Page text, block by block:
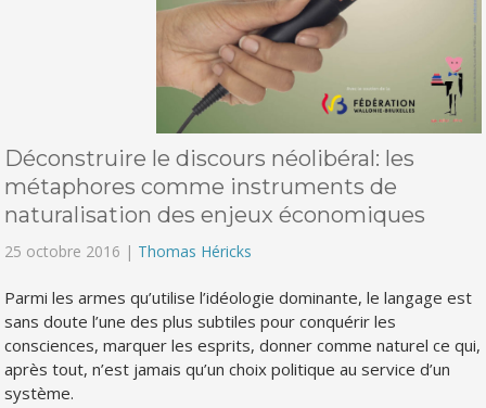
Déconstruire le discours néolibéral: les
métaphores comme instruments de
naturalisation des enjeux économiques
25 octobre 2016 | Thomas Héricks
Parmi les armes qu’utilise l’idéologie dominante, le langage est
sans doute l’une des plus subtiles pour conquérir les
consciences, marquer les esprits, donner comme naturel ce qui,
après tout, n’est jamais qu’un choix politique au service d’un
système.